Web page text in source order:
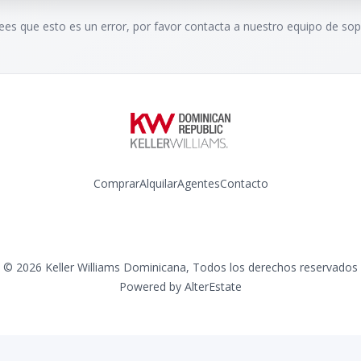
que esto es un error, por favor contacta a nuestro equipo de
ComprarAlquilarAgentesContacto
© 2026 Keller Williams Dominicana, Todos los derechos reservados
Powered by AlterEstate